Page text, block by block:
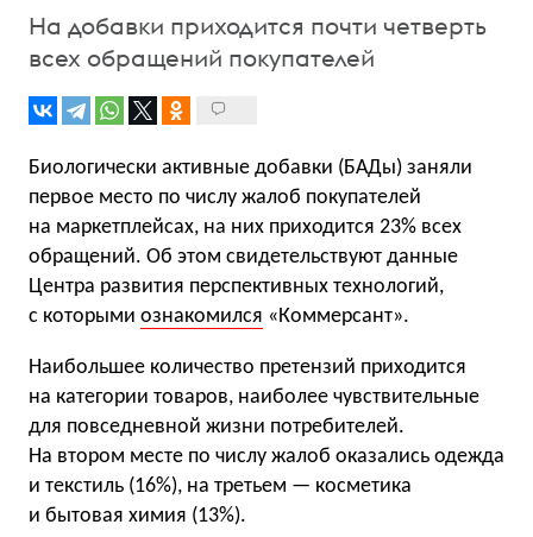
На добавки приходится почти четверть
всех обращений покупателей
Биологически активные добавки (БАДы) заняли
первое место по числу жалоб покупателей
на маркетплейсах, на них приходится 23% всех
обращений. Об этом свидетельствуют данные
Центра развития перспективных технологий,
с которыми ознакомился «Коммерсант».
Наибольшее количество претензий приходится
на категории товаров, наиболее чувствительные
для повседневной жизни потребителей.
На втором месте по числу жалоб оказались одежда
и текстиль (16%), на третьем — косметика
и бытовая химия (13%).